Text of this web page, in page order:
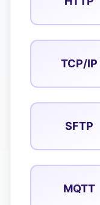
TCP/IP
SFTP
MQTT